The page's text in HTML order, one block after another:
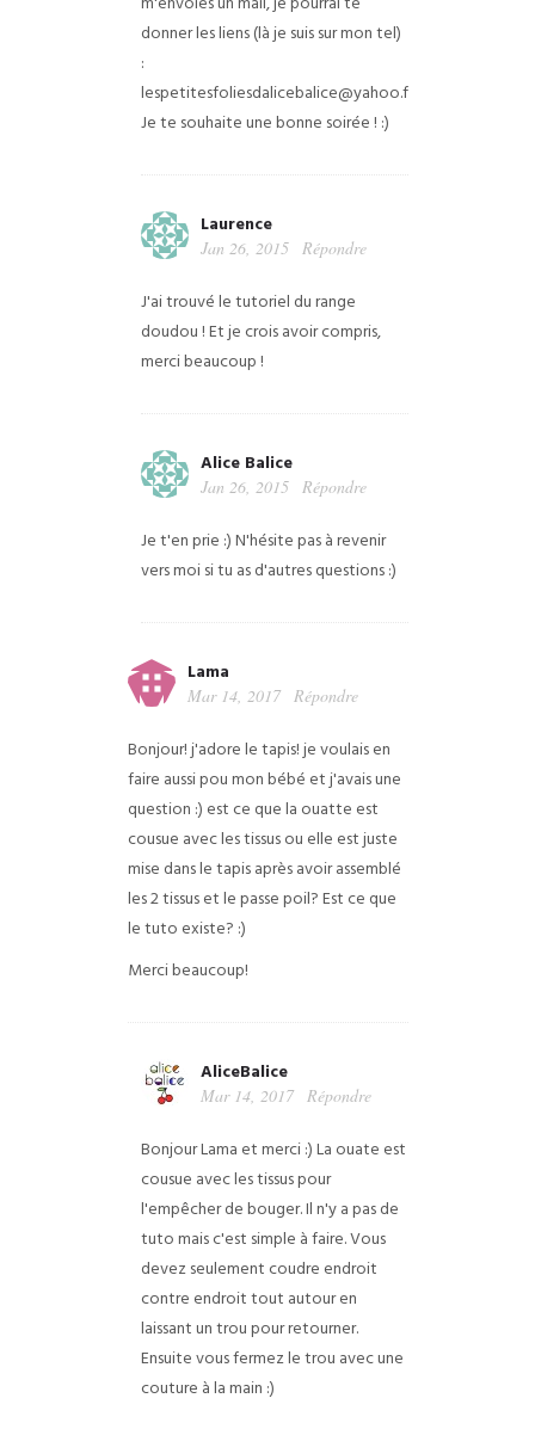
donner les liens (là je suis sur mon tel)
:
lespetitesfoliesdalicebalice@yahoo.fr
Je te souhaite une bonne soirée ! :)
Laurence
Jan 26, 2015 Répondre
J'ai trouvé le tutoriel du range
doudou ! Et je crois avoir compris,
merci beaucoup !
Alice Balice
Jan 26, 2015 Répondre
Je t'en prie :) N'hésite pas à revenir
vers moi si tu as d'autres questions :)
Lama
Mar 14, 2017 Répondre
Bonjour!j'adore le tapis! je voulais en
faire aussi pou mon bébé et j'avais une
question :) est ce que la ouatte est
cousue avec les tissus ou elle est juste
mise dans le tapis après avoir assemblé
les 2 tissus et le passe poil?Est ce que
le tuto existe? :)
Merci beaucoup!
AliceBalice
Mar 14, 2017 Répondre
Bonjour Lama et merci :) La ouate est
cousue avec les tissus pour
l'empêcher de bouger. Il n'y a pas de
tuto mais c'est simple à faire. Vous
devez seulement coudre endroit
contre endroit tout autour en
laissant un trou pour retourner.
Ensuite vous fermez le trou avec une
couture à la main :)